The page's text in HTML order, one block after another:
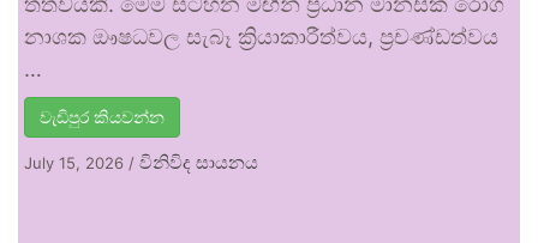
නාශක ඖෂධවල සැබෑ ක්‍රියාකාරීත්වය, ප්‍රචණ්ඩත්වය
…
වැඩිපුර කියවන්න
July 15, 2026 / විනිවිද සායනය